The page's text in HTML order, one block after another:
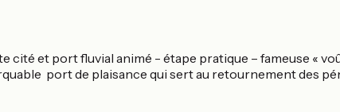
cité et port fluvial animé - étape pratique – fameuse «
port de plaisance qui sert au retournement des